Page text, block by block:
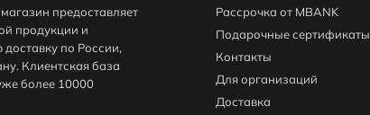
предоставляет
продукции и
по России,
Клиентская база
более 10000
Рассрочка от MBANK
Подарочные сертификаты
Контакты
Для организаций
Доставка